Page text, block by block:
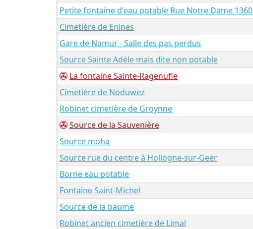
Petite fontaine d'eau potable Rue Notre Dame 1360
Cimetière de Enines
Gare de Namur - Salle des pas perdus
Source Sainte Adèle mais dite non potable
La fontaine Sainte-Ragenufle
Cimetière de Noduwez
Robinet cimetière de Groynne
Source de la Sauvenière
Source moha
Source rue du centre à Hollogne-sur-Geer
Borne eau potable
Fontaine Saint-Michel
Source de la baume
Robinet ancien cimetière de Limal